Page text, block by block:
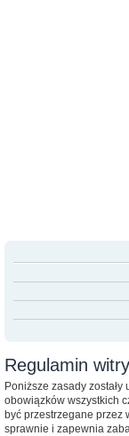
Regulamin
Poniższe zasady
obowiązków wszystkich
być przestrzegane przez
sprawnie i zapewnia